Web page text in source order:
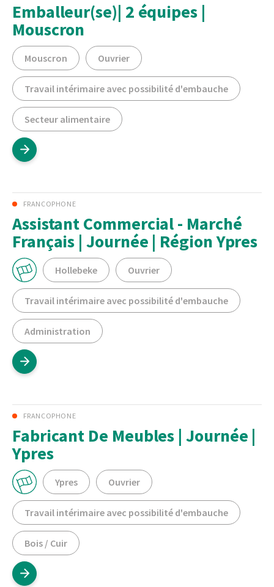
Emballeur(se)| 2 équipes |
Mouscron
Mouscron Ouvrier
Travail intérimaire avec possibilité d'embauche
Secteur alimentaire
FRANCOPHONE
Assistant Commercial - Marché
Français | Journée | Région Ypres
Hollebeke Ouvrier
Travail intérimaire avec possibilité d'embauche
Administration
FRANCOPHONE
Fabricant De Meubles | Journée |
Ypres
Ypres Ouvrier
Travail intérimaire avec possibilité d'embauche
Bois / Cuir